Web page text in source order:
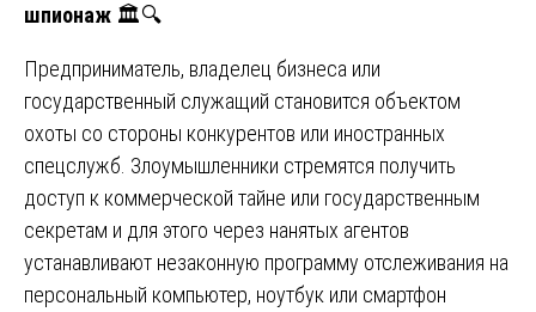
шпионаж 🏛️🔍
Предприниматель, владелец бизнеса или
государственный служащий становится объектом
охоты со стороны конкурентов или иностранных
спецслужб. Злоумышленники стремятся получить
доступ к коммерческой тайне или государственным
секретам и для этого через нанятых агентов
устанавливают незаконную программу отслеживания на
персональный компьютер, ноутбук или смартфон